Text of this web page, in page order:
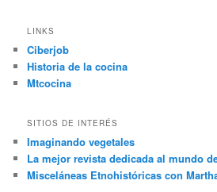
LINKS
Ciberjob
Historia de la cocina
Mtcocina
SITIOS DE INTERÉS
Imaginando vegetales
La mejor revista dedicada al mundo
Misceláneas Etnohistóricas con